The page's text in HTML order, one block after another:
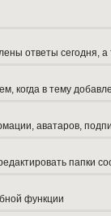
ответы сегодня,
когда в тему
аватаров,
папки
функции